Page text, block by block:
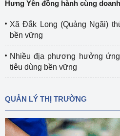
Hưng Yên đồng hành cùng
Xã Đắk Long (Quảng Ngãi)
bền vững
Nhiều địa phương hưởng
tiêu dùng bền vững
QUẢN LÝ THỊ TRƯỜNG